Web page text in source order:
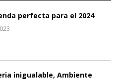
perfecta para el 2024
inigualable, Ambiente